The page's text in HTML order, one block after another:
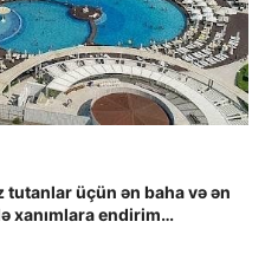
üçün ən baha və ən
xanımlara endirim…